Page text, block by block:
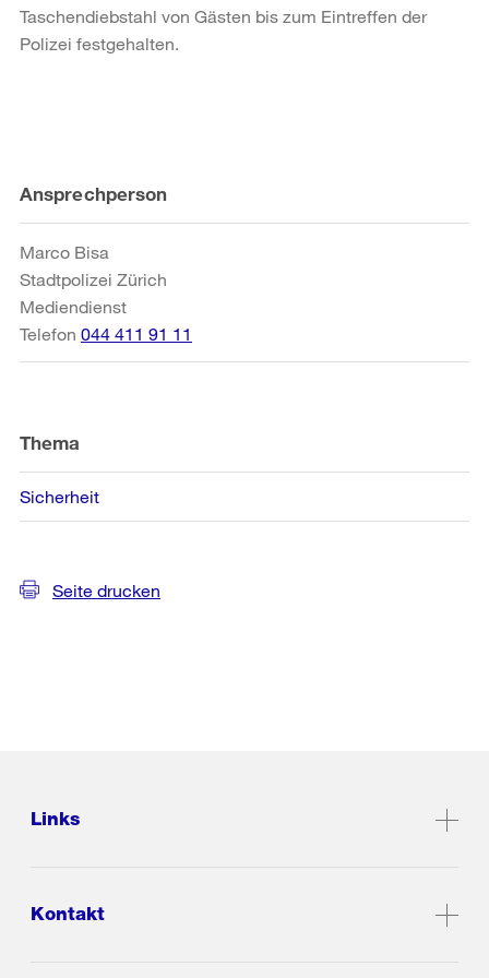
Taschendiebstahl von Gästen bis zum Eintreffen der
Polizei festgehalten.
Weitere
Informationen
Ansprechperson
Marco Bisa
Stadtpolizei Zürich
Mediendienst
Telefon 044 411 91 11
Thema
Sicherheit
Seite drucken
Links
Kontakt